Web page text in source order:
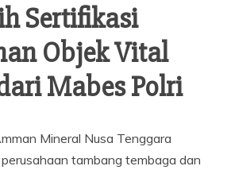
Sertifikasi
Objek Vital
Mabes Polri
Mineral Nusa Tenggara
tambang tembaga dan